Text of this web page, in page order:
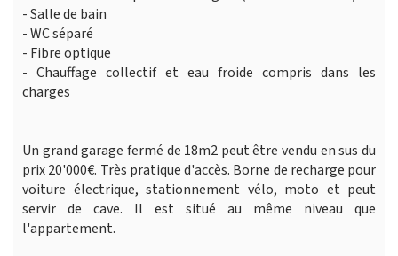
- Salle de bain
- WC séparé
- Fibre optique
- Chauffage collectif et eau froide compris dans les
charges
Un grand garage fermé de 18m2 peut être vendu en sus du
prix 20'000€. Très pratique d'accès. Borne de recharge pour
voiture électrique, stationnement vélo, moto et peut
servir de cave. Il est situé au même niveau que
l'appartement.